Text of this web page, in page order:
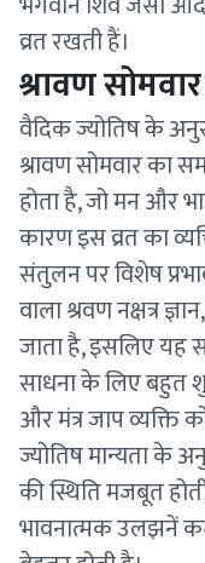
व्रत रखती हैं।
श्रावण
वैदिक ज्योतिष के
श्रावण सोमवार का
होता है, जो मन और
कारण इस व्रत का
संतुलन पर विशेष
वाला श्रवण नक्षत्र
जाता है, इसलिए यह
साधना के लिए बहुत
और मंत्र जाप
ज्योतिष मान्यता के
की स्थिति मजबूत
भावनात्मक उलझनें